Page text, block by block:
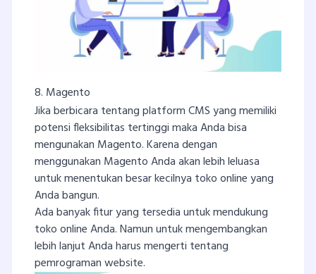
8. Magento
Jika berbicara tentang platform CMS yang memiliki
potensi fleksibilitas tertinggi maka Anda bisa
mengunakan Magento. Karena dengan
menggunakan Magento Anda akan lebih leluasa
untuk menentukan besar kecilnya toko online yang
Anda bangun.
Ada banyak fitur yang tersedia untuk mendukung
toko online Anda. Namun untuk mengembangkan
lebih lanjut Anda harus mengerti tentang
pemrograman website.